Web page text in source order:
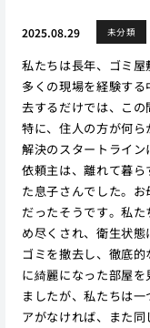
2025.08.29 未分類
私たちは長年、ゴミ
多くの現場を経験す
去するだけでは、この
特に、住人の方が何
解決のスタートライン
依頼主は、離れて暮
た息子さんでした。
だったそうです。私
め尽くされ、衛生状
ゴミを撤去し、徹底
に綺麗になった部屋
ましたが、私たちは
アがなければ、また同